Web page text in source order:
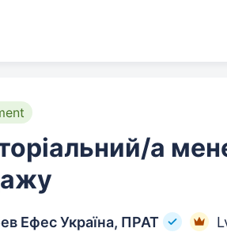
а
Ефес Україна, ПРАТ